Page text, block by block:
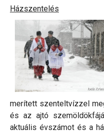
Házszentelés
merített szenteltvízzel
és az ajtó
aktuális évszámot és a